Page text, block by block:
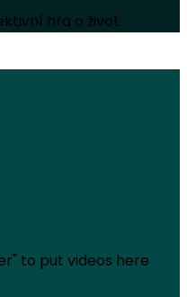
hra o život
to put videos here